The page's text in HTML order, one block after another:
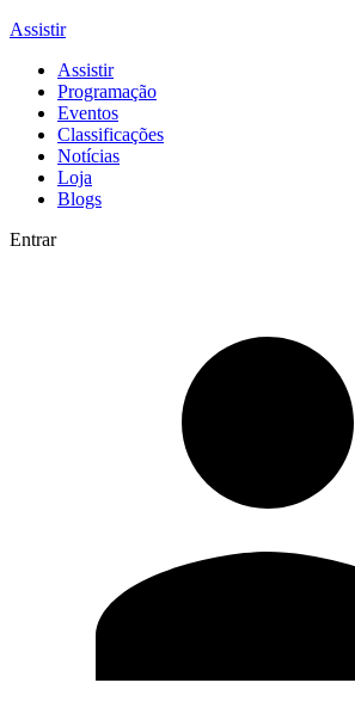
Assistir
Assistir
Programação
Eventos
Classificações
Notícias
Loja
Blogs
Entrar